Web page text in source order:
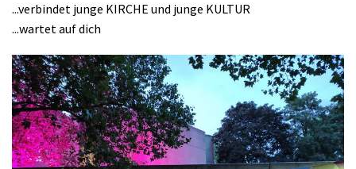
...verbindet junge KIRCHE und junge KULTUR
...wartet auf dich